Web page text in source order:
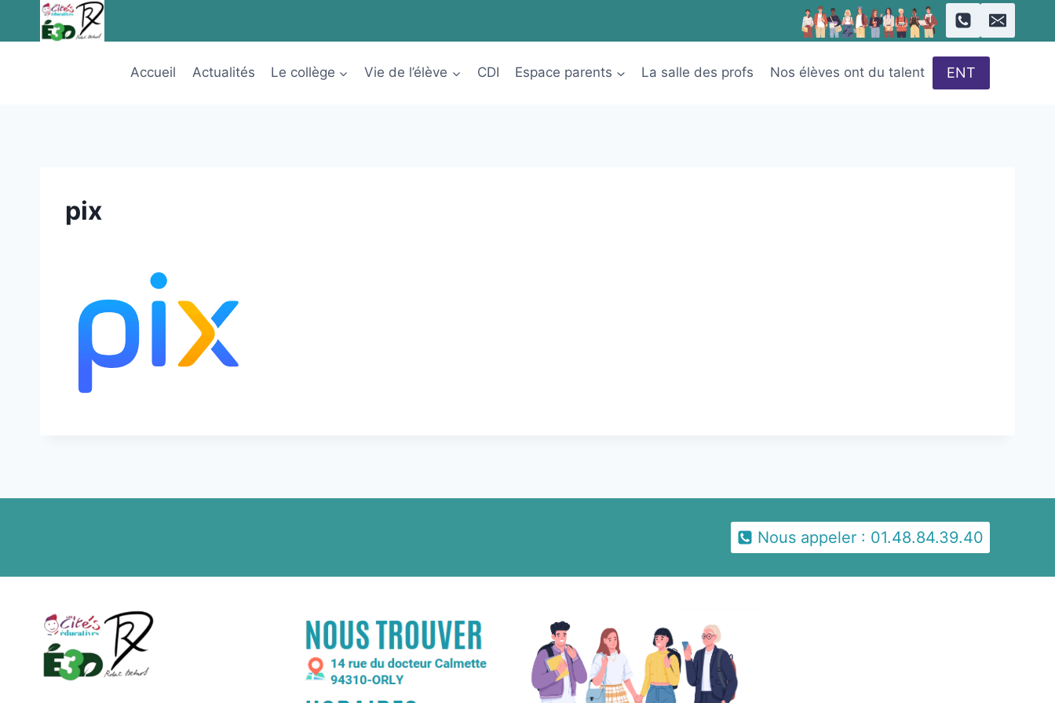
Accueil
Actualités Le collège Vie de l’élève CDI Espace parents La salle des profs Nos élèves ont du talent ENT
pix
Nous appeler : 01.48.84.39.40